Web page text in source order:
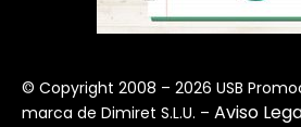
© Copyright 2008 – 2026 USB
marca de Dimiret S.L.U. – Aviso